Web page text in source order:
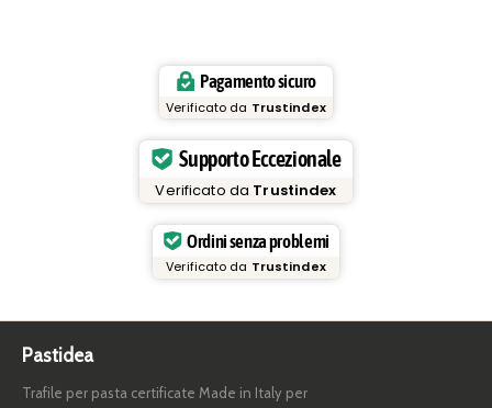
Pagamento sicuro
Verificato da Trustindex
Supporto Eccezionale
Verificato da Trustindex
Ordini senza problemi
Verificato da Trustindex
Pastidea
Trafile per pasta certificate Made in Italy per